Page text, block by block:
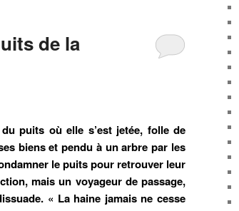
de la
puits où elle s’est jetée, folle de
biens et pendu à un arbre par les
le puits pour retrouver leur
mais un voyageur de passage,
« La haine jamais ne cesse